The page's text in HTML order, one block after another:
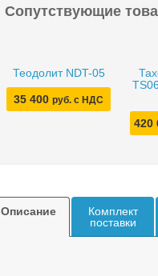
Сопутствующие
Теодолит NDT-05
35 400 руб. с НДС
420
Описание
Комплект
поставки